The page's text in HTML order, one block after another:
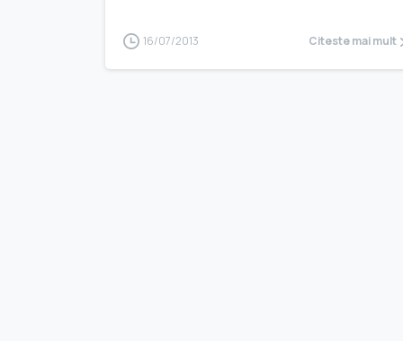
16/07/2013 Citeste mai mult